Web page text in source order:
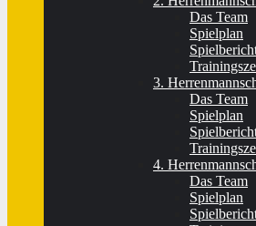
Das Team
Spielplan
3.
Das Team
Spielplan
4.
Das Team
Spielplan